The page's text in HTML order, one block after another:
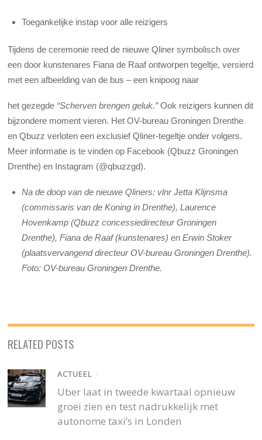
Toegankelijke instap voor alle reizigers
Tijdens de ceremonie reed de nieuwe Qliner symbolisch over
een door kunstenares Fiana de Raaf ontworpen tegeltje, versierd
met een afbeelding van de bus – een knipoog naar
het gezegde “Scherven brengen geluk.”Ook reizigers kunnen dit
bijzondere moment vieren. Het OV-bureau Groningen Drenthe
en Qbuzz verloten een exclusief Qliner-tegeltje onder volgers.
Meer informatie is te vinden op Facebook (Qbuzz Groningen
Drenthe) en Instagram (@qbuzzgd).
Na de doop van de nieuwe Qliners: vlnr Jetta Klijnsma
(commissaris van de Koning in Drenthe), Laurence
Hovenkamp (Qbuzz concessiedirecteur Groningen
Drenthe), Fiana de Raaf (kunstenares) en Erwin Stoker
(plaatsvervangend directeur OV-bureau Groningen Drenthe).
Foto: OV-bureau Groningen Drenthe.
RELATED POSTS
ACTUEEL /
Uber laat in tweede kwartaal opnieuw
groei zien en test nadrukkelijk met
autonome taxi’s in Londen